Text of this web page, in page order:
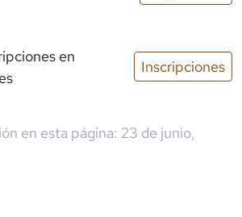
en
Inscripciones
en esta página: 23 de junio,